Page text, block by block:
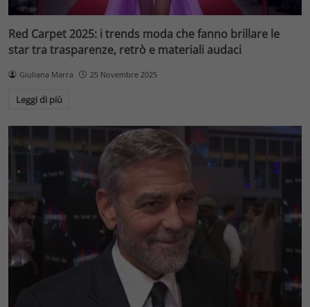
Red Carpet 2025: i trends moda che fanno brillare le
star tra trasparenze, retrò e materiali audaci
Giuliana Marra 25 Novembre 2025
Leggi di più